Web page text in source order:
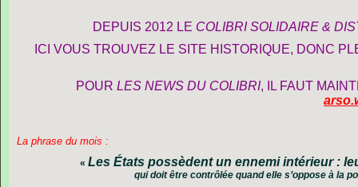
.
DEPUIS 2012 LE COLIBRI SOLIDAIRE &
ICI VOUS TROUVEZ LE SITE HISTORIQUE, DONC
POUR LES NEWS DU COLIBRI, IL FAUT
.
La phrase du mois :
« Les États possèdent un ennemi intérieur :
qui doit être contrôlée quand elle s’oppose à la